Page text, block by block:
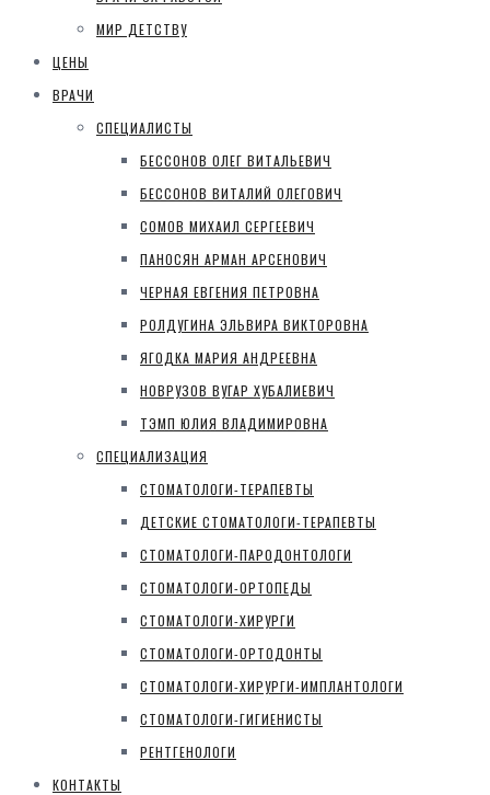
МИР ДЕТСТВУ
ЦЕНЫ
ВРАЧИ
СПЕЦИАЛИСТЫ
БЕССОНОВ ОЛЕГ ВИТАЛЬЕВИЧ
БЕССОНОВ ВИТАЛИЙ ОЛЕГОВИЧ
СОМОВ МИХАИЛ СЕРГЕЕВИЧ
ПАНОСЯН АРМАН АРСЕНОВИЧ
ЧЕРНАЯ ЕВГЕНИЯ ПЕТРОВНА
РОЛДУГИНА ЭЛЬВИРА ВИКТОРОВНА
ЯГОДКА МАРИЯ АНДРЕЕВНА
НОВРУЗОВ ВУГАР ХУБАЛИЕВИЧ
ТЭМП ЮЛИЯ ВЛАДИМИРОВНА
СПЕЦИАЛИЗАЦИЯ
СТОМАТОЛОГИ-ТЕРАПЕВТЫ
ДЕТСКИЕ СТОМАТОЛОГИ-ТЕРАПЕВТЫ
СТОМАТОЛОГИ-ПАРОДОНТОЛОГИ
СТОМАТОЛОГИ-ОРТОПЕДЫ
СТОМАТОЛОГИ-ХИРУРГИ
СТОМАТОЛОГИ-ОРТОДОНТЫ
СТОМАТОЛОГИ-ХИРУРГИ-ИМПЛАНТОЛОГИ
СТОМАТОЛОГИ-ГИГИЕНИСТЫ
РЕНТГЕНОЛОГИ
КОНТАКТЫ